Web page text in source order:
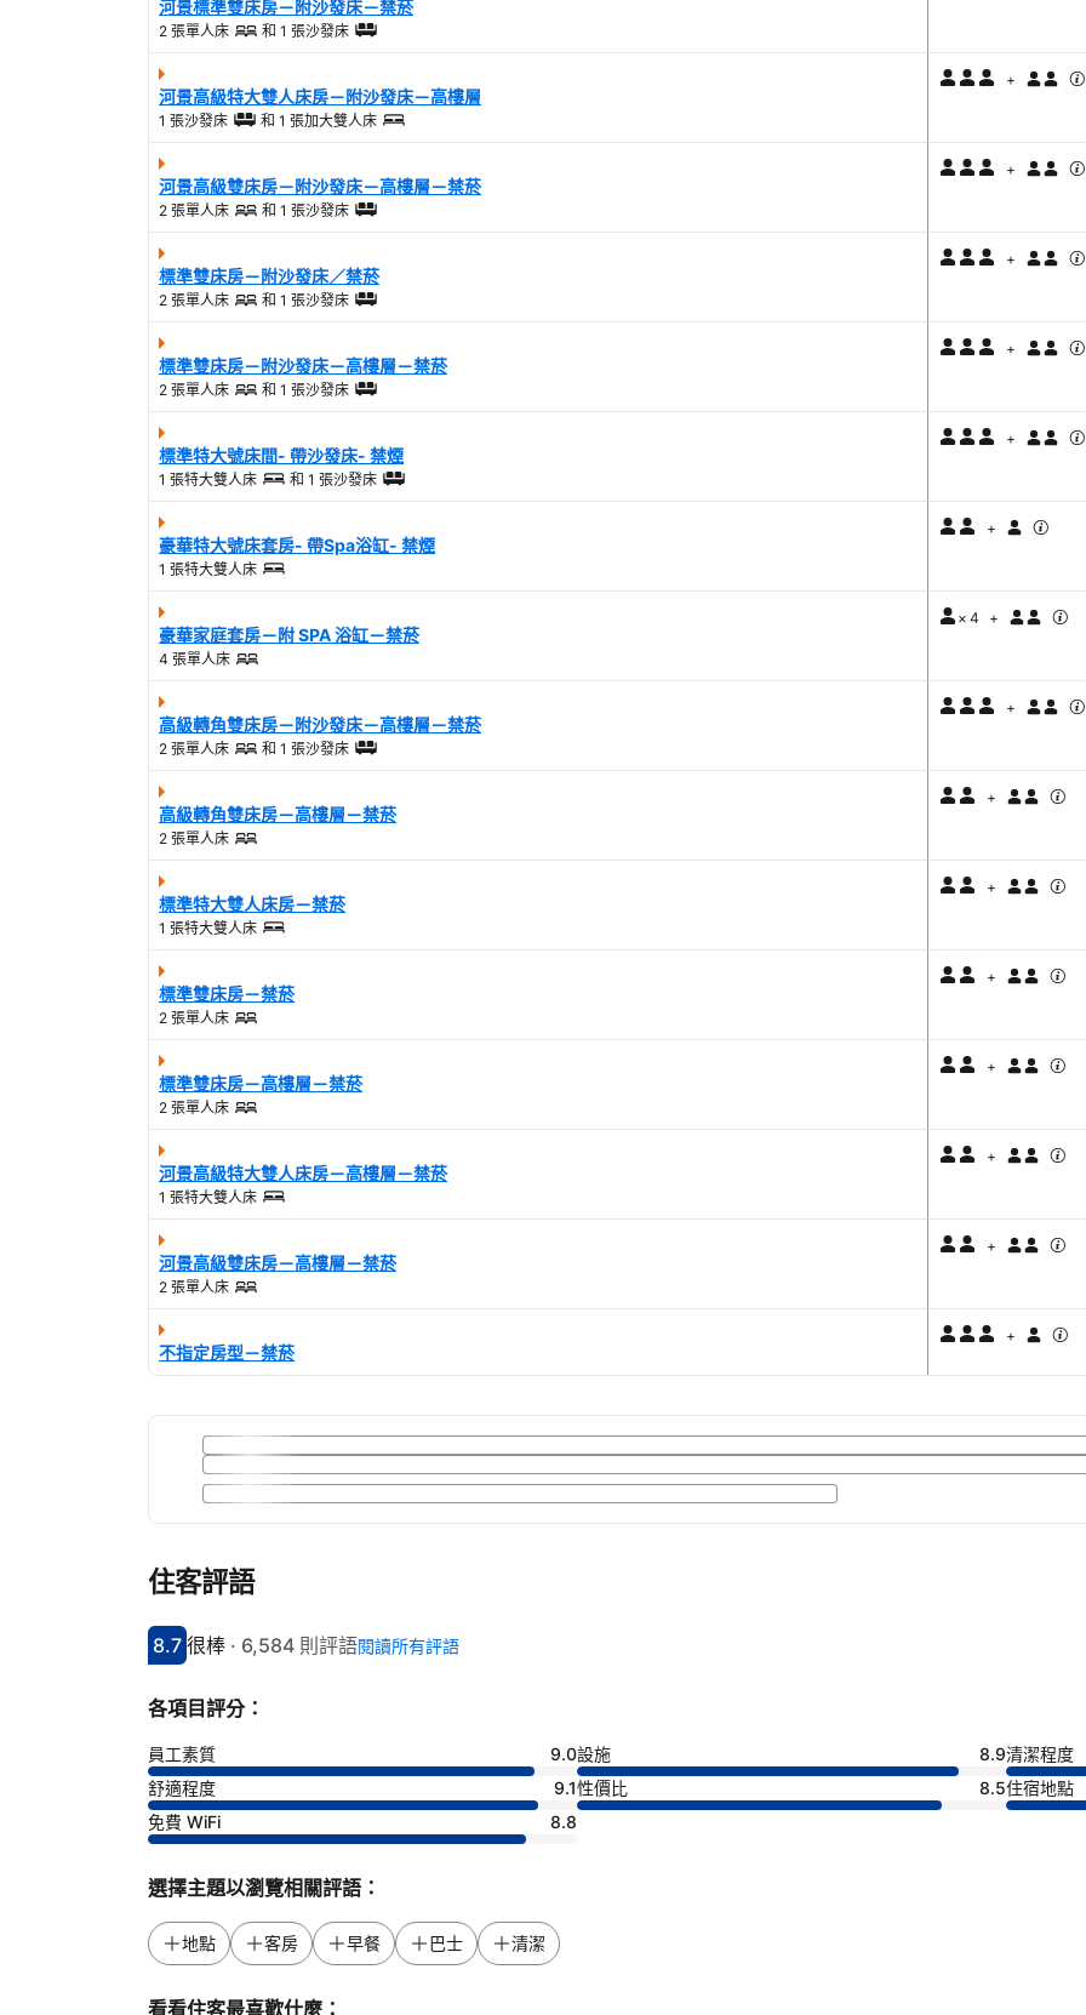
河景標準雙床房－附沙發床－禁菸
2 張單人床 和 1 張沙發床
河景高級特大雙人床房－附沙發床－高樓層
1 張沙發床 和 1 張加大雙人床
+
河景高級雙床房－附沙發床－高樓層－禁菸
2 張單人床 和 1 張沙發床
+
標準雙床房－附沙發床／禁菸
2 張單人床 和 1 張沙發床
+
標準雙床房－附沙發床－高樓層－禁菸
2 張單人床 和 1 張沙發床
+
標準特大號床間- 帶沙發床- 禁煙
1 張特大雙人床 和 1 張沙發床
+
豪華特大號床套房- 帶Spa浴缸- 禁煙
1 張特大雙人床
+
豪華家庭套房－附 SPA 浴缸－禁菸
4 張單人床
× 4 +
高級轉角雙床房－附沙發床－高樓層－禁菸
2 張單人床 和 1 張沙發床
+
高級轉角雙床房－高樓層－禁菸
2 張單人床
+
標準特大雙人床房－禁菸
1 張特大雙人床
+
標準雙床房－禁菸
2 張單人床
+
標準雙床房－高樓層－禁菸
2 張單人床
+
河景高級特大雙人床房－高樓層－禁菸
1 張特大雙人床
+
河景高級雙床房－高樓層－禁菸
2 張單人床
+
不指定房型－禁菸
+
住客評語
分數8.7分
8.7
評比很棒
很棒 · 6,584 則評語閱讀所有評語
各項目評分：
員工素質 9.0設施 8.9清潔程度
舒適程度
9.1性價比 8.5住宿地點
免費 WiFi
8.8
選擇主題以瀏覽相關評語：
地點 客房 早餐 巴士 清潔
看看住客最喜歡什麼：